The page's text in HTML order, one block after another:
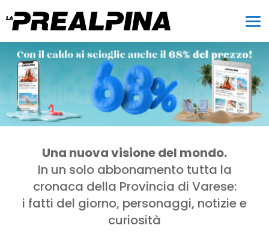
Una nuova visione del mondo.
In un solo abbonamento tutta la
cronaca della Provincia di Varese:
i fatti del giorno, personaggi, notizie e
curiosità